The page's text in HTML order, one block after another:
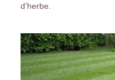
d’herbe.